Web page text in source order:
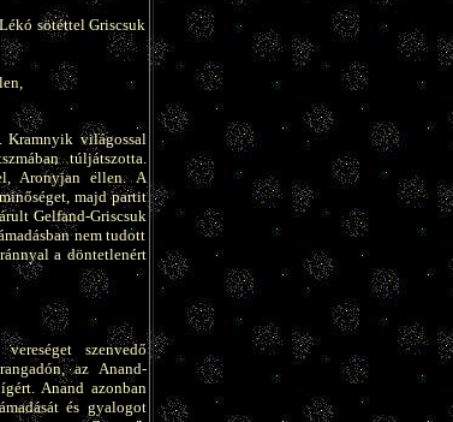
sötéttel Griscsuk
Kramnyik világossal
túljátszotta.
Aronyjan ellen. A
majd partit
Gelfand-Griscsuk
nem tudott
a döntetlenért
szenvedő
az Anand-
Anand azonban
és gyalogot